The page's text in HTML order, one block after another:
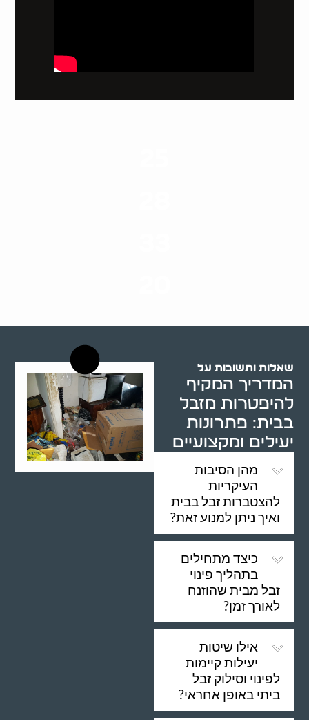
שאלות ותשובות על
המדריך המקיף
להיפטרות מזבל
בבית: פתרונות
יעילים ומקצועיים
מהן הסיבות
העיקריות
להצטברות זבל בבית
ואיך ניתן למנוע זאת?
כיצד מתחילים
בתהליך פינוי
זבל מבית שהוזנח
לאורך זמן?
אילו שיטות
יעילות קיימות
לפינוי וסילוק זבל
ביתי באופן אחראי?